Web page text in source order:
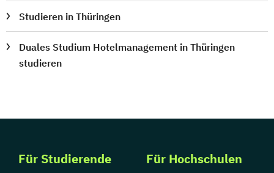
Studieren in Thüringen
Duales Studium Hotelmanagement in Thüringen
studieren
Für Studierende Für Hochschulen